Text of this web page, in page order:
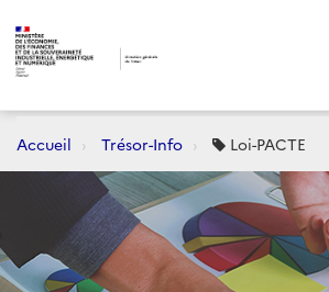
Accueil Trésor-Info Loi-PACTE